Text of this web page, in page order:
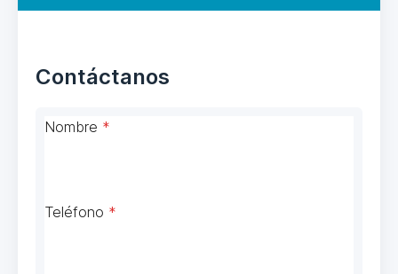
Contáctanos
Nombre *
Teléfono *